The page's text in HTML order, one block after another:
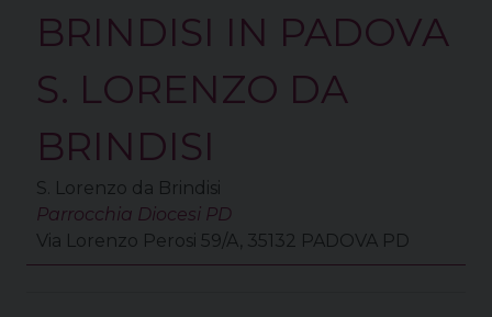
BRINDISI IN PADOVA
S. LORENZO DA
BRINDISI
S. Lorenzo da Brindisi
Parrocchia Diocesi PD
Via Lorenzo Perosi 59/A, 35132 PADOVA PD